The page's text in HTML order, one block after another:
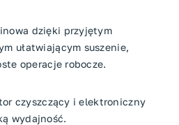
dzięki przyjętym
ułatwiającym suszenie,
operacje robocze.
czyszczący i elektroniczny
wydajność.